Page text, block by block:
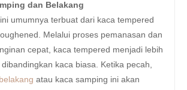
dan Belakang
umumnya terbuat dari kaca tempered
Melalui proses pemanasan dan
cepat, kaca tempered menjadi lebih
dibandingkan kaca biasa. Ketika pecah,
atau kaca samping ini akan